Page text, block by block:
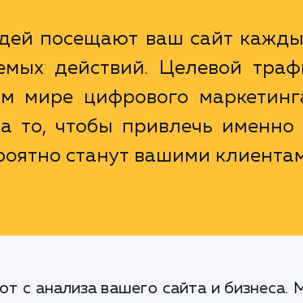
посещают ваш сайт
действий. Целевой
мире цифрового
то, чтобы привлечь именно
станут вашими
с анализа вашего сайта и